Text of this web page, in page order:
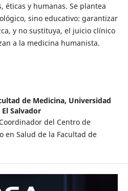
éticas y humanas. Se plantea
sino educativo: garantizar
y no sustituya, el juicio clínico
a la medicina humanista.
de Medicina, Universidad
Salvador
del Centro de
en Salud de la Facultad de